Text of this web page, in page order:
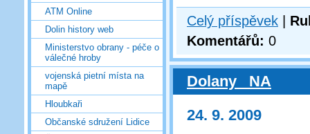
ATM Online
Dolin history web
Ministerstvo obrany - péče o
válečné hroby
vojenská pietní místa na
mapě
Hloubkaři
Občanské sdružení Lidice
Celý příspěvek
Komentářů: 0
Dolany _NA
24. 9. 2009